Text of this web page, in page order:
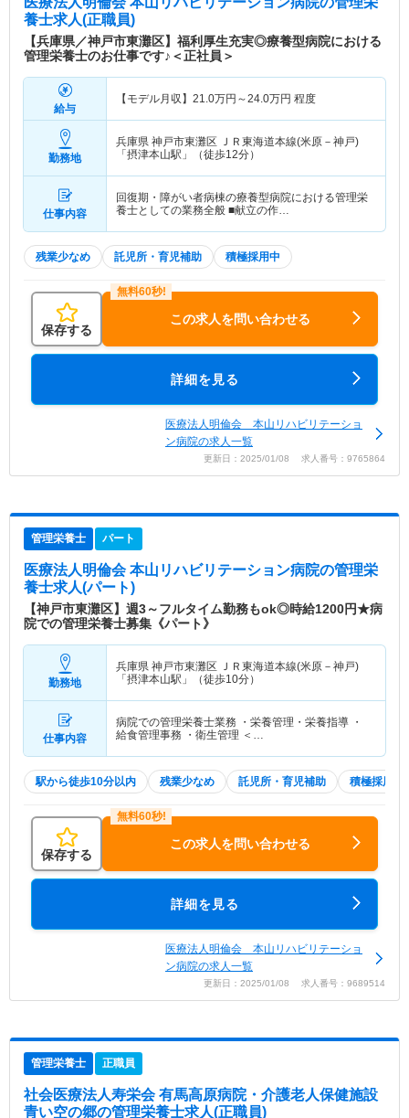
養士求人(正職員)
【兵庫県／神戸市東灘区】福利厚生充実◎療養型病院における
管理栄養士のお仕事です♪＜正社員＞
給与
【モデル月収】 21.0万円～24.0万円 程度
勤務地
兵庫県 神戸市東灘区 ＪＲ東海道本線(米原－神戸)
「摂津本山駅」（徒歩12分）
仕事内容
回復期・障がい者病棟の療養型病院における管理栄
養士としての業務全般 ■献立の作…
残業少なめ 託児所・育児補助 積極採用中
保存する
この求人を問い合わせる
詳細を見る
医療法人明倫会 本山リハビリテーショ
ン病院の求人一覧
更新日：2025/01/08 求人番号：9765864
管理栄養士 パート
医療法人明倫会 本山リハビリテーション病院の管理栄
養士求人(パート)
【神戸市東灘区】週3～フルタイム勤務もok◎時給1200円★病
院での管理栄養士募集《パート》
勤務地
兵庫県 神戸市東灘区 ＪＲ東海道本線(米原－神戸)
「摂津本山駅」（徒歩10分）
仕事内容
病院での管理栄養士業務 ・栄養管理・栄養指導 ・
給食管理事務 ・衛生管理 ＜…
駅から徒歩10分以内 残業少なめ 託児所・育児補助 積極採用中
保存する
この求人を問い合わせる
詳細を見る
医療法人明倫会 本山リハビリテーショ
ン病院の求人一覧
更新日：2025/01/08 求人番号：9689514
管理栄養士 正職員
社会医療法人寿栄会 有馬高原病院・介護老人保健施設
青い空の郷の管理栄養士求人(正職員)